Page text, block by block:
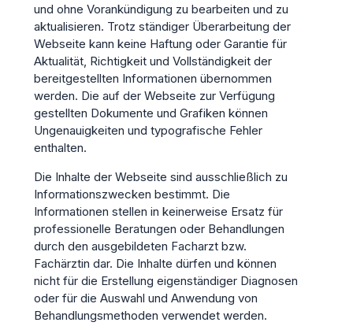
und ohne Vorankündigung zu bearbeiten und zu
aktualisieren. Trotz ständiger Überarbeitung der
Webseite kann keine Haftung oder Garantie für
Aktualität, Richtigkeit und Vollständigkeit der
bereitgestellten Informationen übernommen
werden. Die auf der Webseite zur Verfügung
gestellten Dokumente und Grafiken können
Ungenauigkeiten und typografische Fehler
enthalten.
Die Inhalte der Webseite sind ausschließlich zu
Informationszwecken bestimmt. Die
Informationen stellen in keinerweise Ersatz für
professionelle Beratungen oder Behandlungen
durch den ausgebildeten Facharzt bzw.
Fachärztin dar. Die Inhalte dürfen und können
nicht für die Erstellung eigenständiger Diagnosen
oder für die Auswahl und Anwendung von
Behandlungsmethoden verwendet werden.